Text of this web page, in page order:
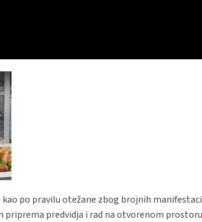
po pravilu otežane zbog brojnih
priprema predvidja i rad na otvorenom